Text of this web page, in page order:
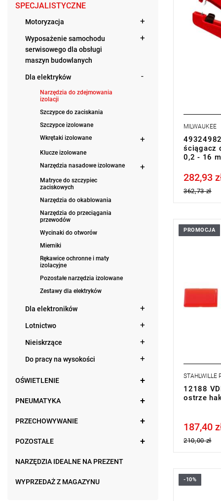
SPECJALISTYCZNE
Motoryzacja
Wyposażenie samochodu
serwisowego dla obsługi
maszyn budowlanych
Dla elektryków
Narzędzia do zdejmowania
izolacji
Szczypce do zaciskania
Szczypce izolowane
Wkrętaki izolowane
Klucze izolowane
Narzędzia nasadowe izolowane
Matryce do szczypiec
zaciskowych
Narzędzia do okablowania
Narzędzia do przeciągania
przewodów
Wycinaki do otworów
Mierniki
Rękawice ochronne i maty
izolacyjne
Pozostałe narzędzia izolowane
Zestawy dla elektryków
Dla elektroników
Lotnictwo
Nieiskrzące
Do pracy na wysokości
OŚWIETLENIE
PNEUMATYKA
PRZECHOWYWANIE
POZOSTAŁE
NARZĘDZIA IDEALNE NA PREZENT
WYPRZEDAŻ Z MAGAZYNU
MILWAUKEE
ściągacz
0,2 - 16
Price tax
282,93
362,73 zł
PROMOCJA
STAHLWILLE
12188
ostrze
Price tax
187,40
210,00 zł
Wymiary:
-10%